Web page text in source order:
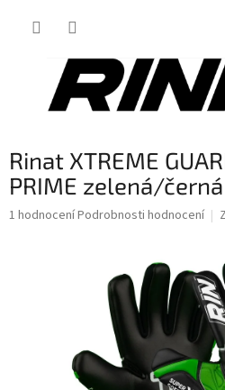
Rinat XTREME
PRIME zelená/černá
Průměrné
1 hodnoceníPodrobnosti hodnocení